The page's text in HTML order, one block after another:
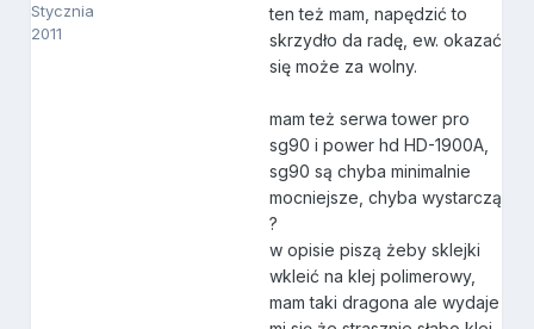
Stycznia
2011
ten też mam, napędzić to
skrzydło da radę, ew. okazać
się może za wolny.
mam też serwa tower pro
sg90 i power hd HD-1900A,
sg90 są chyba minimalnie
mocniejsze, chyba wystarczą
?
w opisie piszą żeby sklejki
wkleić na klej polimerowy,
mam taki dragona ale wydaje